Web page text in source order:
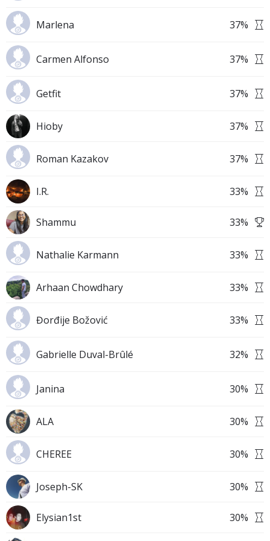
Marlena 37%
Carmen Alfonso 37%
Getfit 37%
Hioby 37%
Roman Kazakov 37%
I.R. 33%
Shammu 33%
Nathalie Karmann 33%
Arhaan Chowdhary 33%
Đorđije Božović 33%
Gabrielle Duval-Brûlé 32%
Janina 30%
ALA 30%
CHEREE 30%
Joseph-SK 30%
Elysian1st 30%